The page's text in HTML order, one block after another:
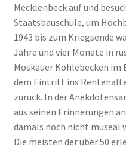
Mecklenbeck auf und
Staatsbauschule, um
1943 bis zum Kriegsende
Jahre und vier Monate in
Moskauer Kohlebecken im
dem Eintritt ins
zurück. In der
aus seinen Erinnerungen
damals noch nicht museal
Die meisten der über 50